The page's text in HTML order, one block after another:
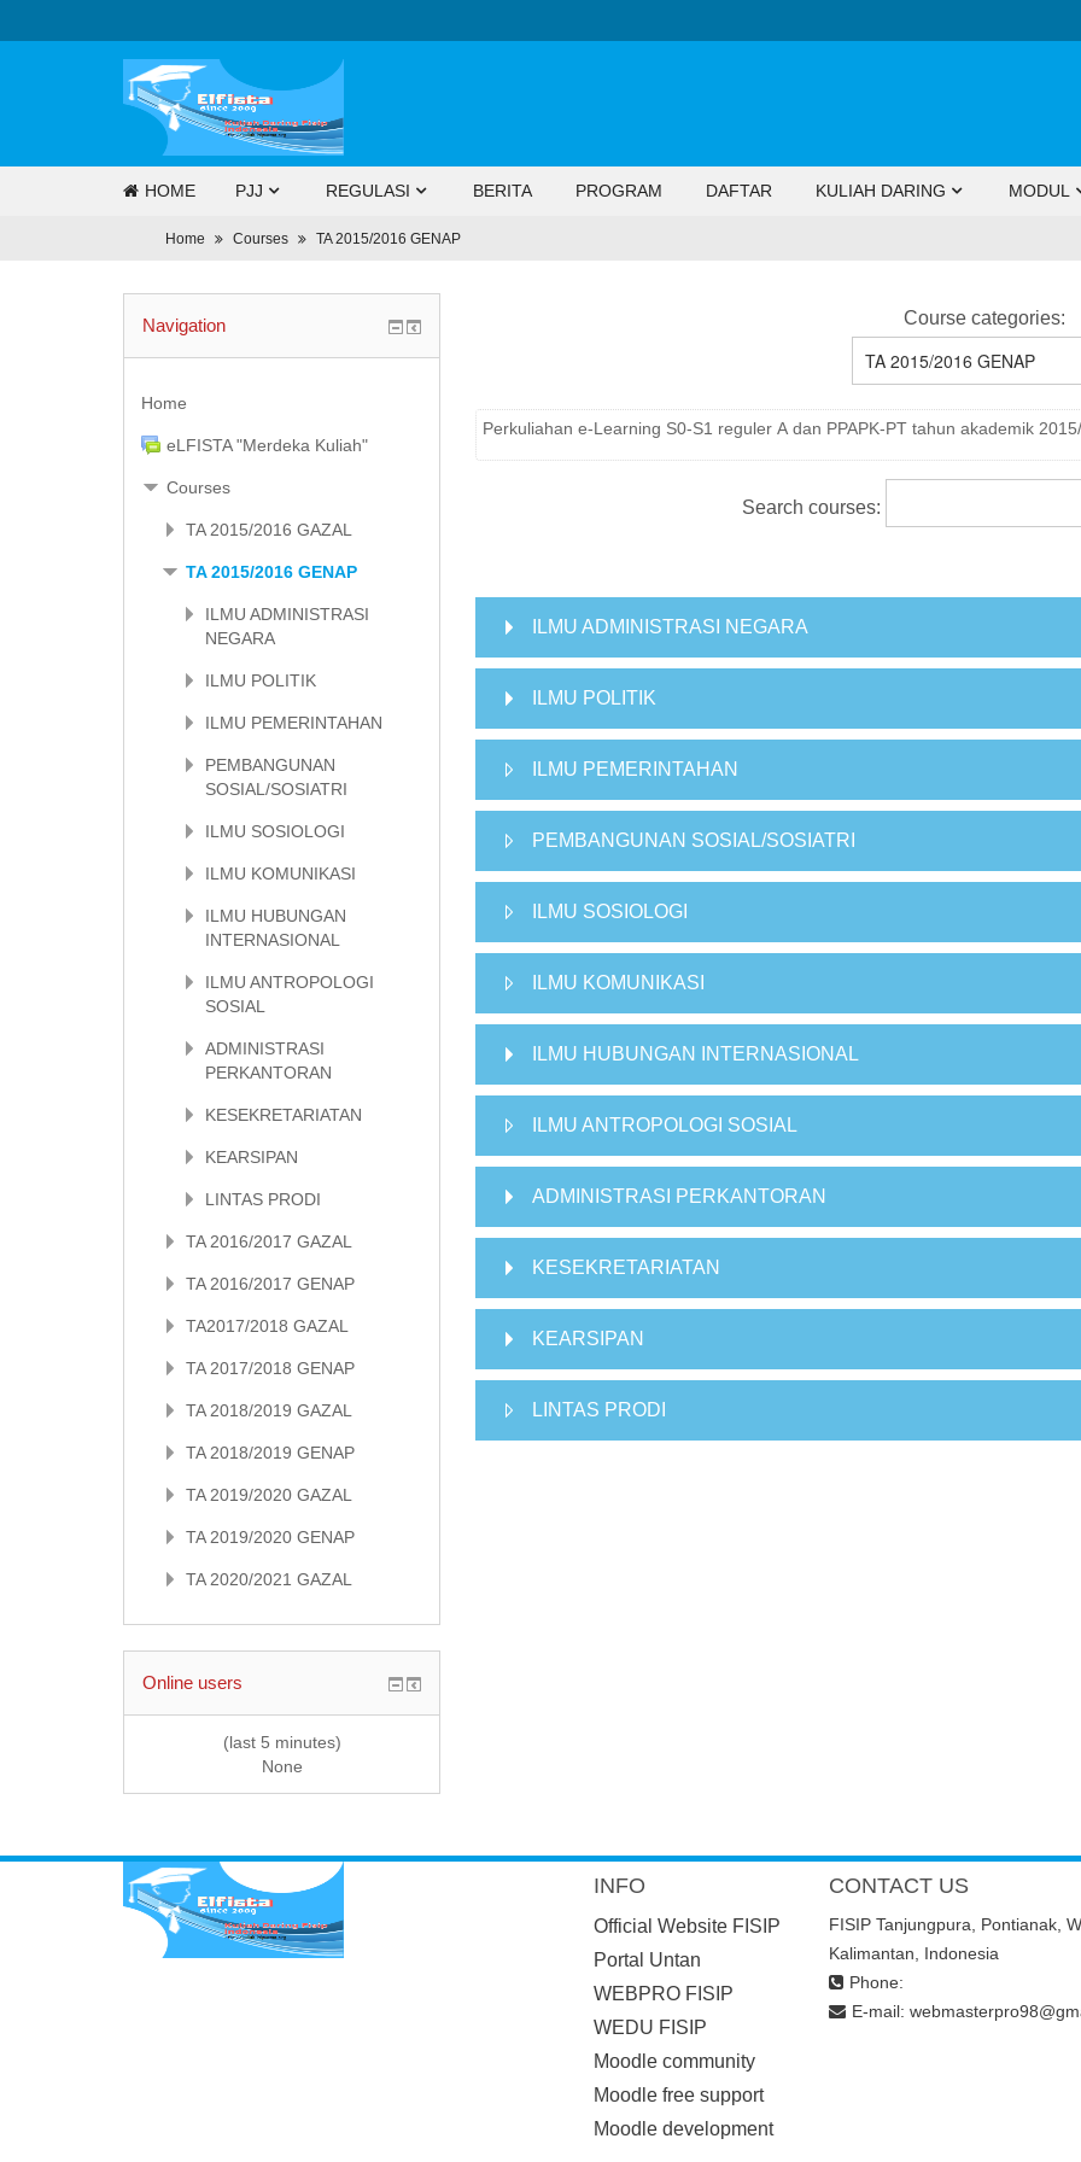
HOME PJJ REGULASI BERITA PROGRAM DAFTAR KULIAH DARING MODUL
Home Courses TA 2015/2016 GENAP
Course categories:
Perkuliahan e-Learning S0-S1 reguler A dan PPAPK-PT tahun akademik
Search courses:
ILMU ADMINISTRASI NEGARA
ILMU POLITIK
ILMU PEMERINTAHAN
PEMBANGUNAN SOSIAL/SOSIATRI
ILMU SOSIOLOGI
ILMU KOMUNIKASI
ILMU HUBUNGAN INTERNASIONAL
ILMU ANTROPOLOGI SOSIAL
ADMINISTRASI PERKANTORAN
KESEKRETARIATAN
KEARSIPAN
LINTAS PRODI
Navigation
Home
eLFISTA "Merdeka Kuliah"
Courses
TA 2015/2016 GAZAL
TA 2015/2016 GENAP
ILMU ADMINISTRASI
NEGARA
ILMU POLITIK
ILMU PEMERINTAHAN
PEMBANGUNAN
SOSIAL/SOSIATRI
ILMU SOSIOLOGI
ILMU KOMUNIKASI
ILMU HUBUNGAN
INTERNASIONAL
ILMU ANTROPOLOGI
SOSIAL
ADMINISTRASI
PERKANTORAN
KESEKRETARIATAN
KEARSIPAN
LINTAS PRODI
TA 2016/2017 GAZAL
TA 2016/2017 GENAP
TA2017/2018 GAZAL
TA 2017/2018 GENAP
TA 2018/2019 GAZAL
TA 2018/2019 GENAP
TA 2019/2020 GAZAL
TA 2019/2020 GENAP
TA 2020/2021 GAZAL
Online users
(last 5 minutes)
None
INFO
Official Website FISIP
Portal Untan
WEBPRO FISIP
WEDU FISIP
Moodle community
Moodle free support
Moodle development
CONTACT US
FISIP Tanjungpura, Pontianak,
Kalimantan, Indonesia
Phone:
E-mail: